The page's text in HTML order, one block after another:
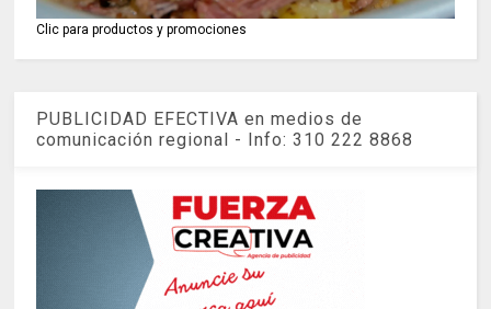
Clic para productos y promociones
PUBLICIDAD EFECTIVA en medios de
comunicación regional - Info: 310 222 8868